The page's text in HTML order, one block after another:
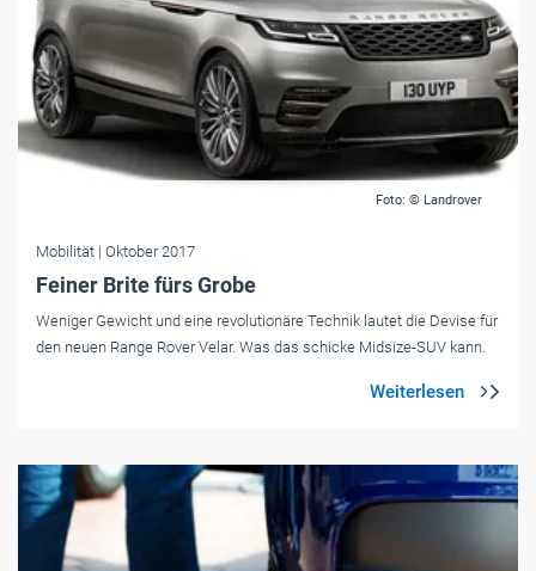
Foto: © Landrover
Mobilität | Oktober 2017
Feiner Brite fürs Grobe
Weniger Gewicht und eine revolutionäre Technik lautet die Devise für
den neuen Range Rover Velar. Was das schicke Midsize-SUV kann.